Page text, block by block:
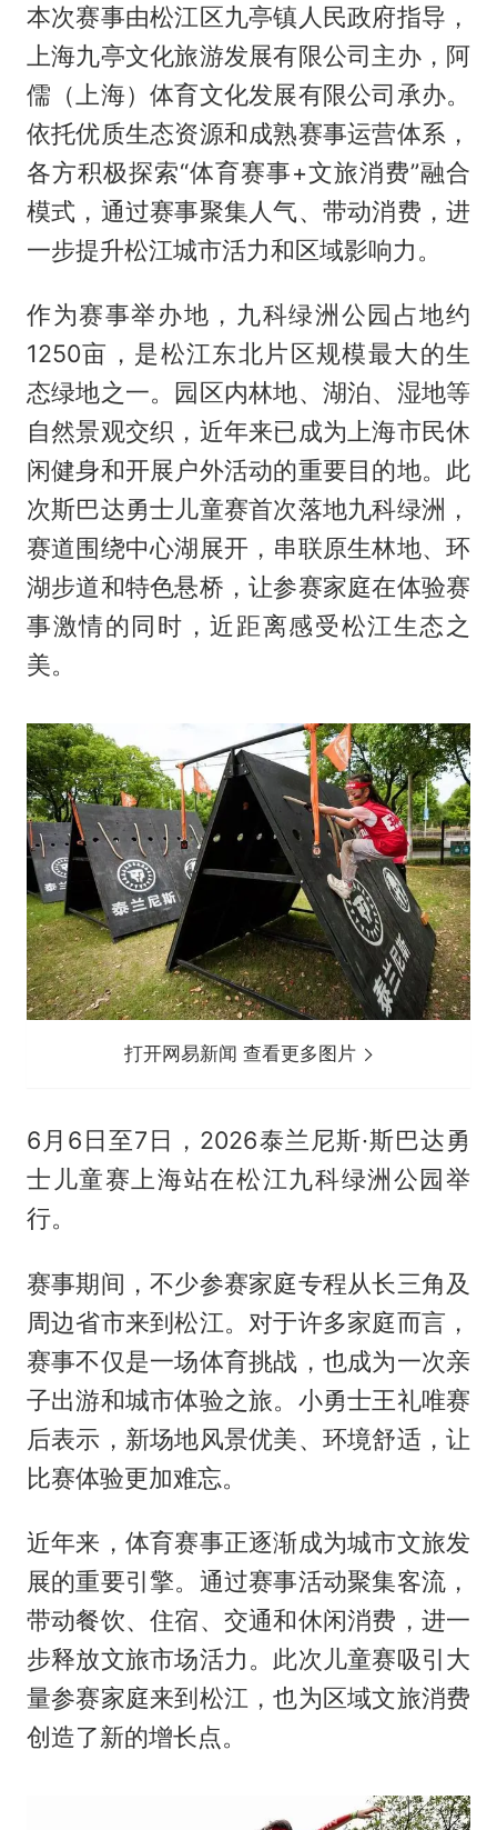
本次赛事由松江区九亭镇人民政府指导，
上海九亭文化旅游发展有限公司主办，阿
儒（上海）体育文化发展有限公司承办。
依托优质生态资源和成熟赛事运营体系，
各方积极探索“体育赛事+文旅消费”融合
模式，通过赛事聚集人气、带动消费，进
一步提升松江城市活力和区域影响力。
作为赛事举办地，九科绿洲公园占地约
1250亩，是松江东北片区规模最大的生
态绿地之一。园区内林地、湖泊、湿地等
自然景观交织，近年来已成为上海市民休
闲健身和开展户外活动的重要目的地。此
次斯巴达勇士儿童赛首次落地九科绿洲，
赛道围绕中心湖展开，串联原生林地、环
湖步道和特色悬桥，让参赛家庭在体验赛
事激情的同时，近距离感受松江生态之
美。
打开网易新闻 查看更多图片
6月6日至7日，2026泰兰尼斯·斯巴达勇
士儿童赛上海站在松江九科绿洲公园举
行。
赛事期间，不少参赛家庭专程从长三角及
周边省市来到松江。对于许多家庭而言，
赛事不仅是一场体育挑战，也成为一次亲
子出游和城市体验之旅。小勇士王礼唯赛
后表示，新场地风景优美、环境舒适，让
比赛体验更加难忘。
近年来，体育赛事正逐渐成为城市文旅发
展的重要引擎。通过赛事活动聚集客流，
带动餐饮、住宿、交通和休闲消费，进一
步释放文旅市场活力。此次儿童赛吸引大
量参赛家庭来到松江，也为区域文旅消费
创造了新的增长点。